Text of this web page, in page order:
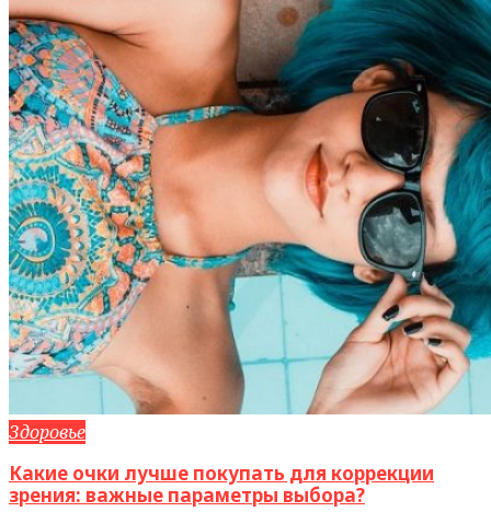
Здоровье
Какие очки лучше покупать для коррекции
зрения: важные параметры выбора?